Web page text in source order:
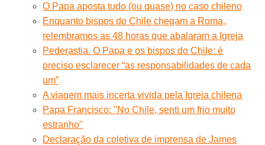
O Papa aposta tudo (ou quase) no caso chileno
Enquanto bispos do Chile chegam a Roma,
relembramos as 48 horas que abalaram a Igreja
Pederastia. O Papa e os bispos do Chile: é
preciso esclarecer “as responsabilidades de cada
um”
A viagem mais incerta vivida pela Igreja chilena
Papa Francisco: "No Chile, senti um frio muito
estranho"
Declaração da coletiva de imprensa de James